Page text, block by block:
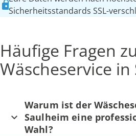
Sicherheitsstandards SSL-
Häufige Fragen
Wäscheservice
Warum ist der
Saulheim eine
Wahl?